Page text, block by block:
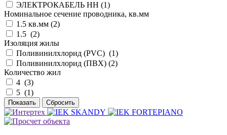
ЭЛЕКТРОКАБЕЛЬ НН (1)
Номинальное сечение проводника, кв.мм
1.5 кв.мм (2)
1.5 (2)
Изоляция жилы
Поливинилхлорид (PVC) (1)
Поливинилхлорид (ПВХ) (2)
Количество жил
4 (3)
5 (1)